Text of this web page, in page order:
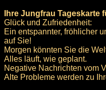
Ihre Jungfrau Tageskarte
Glück und Zufriedenheit:
Ein entspannter, fröhlicher
auf Sie!
Morgen könnten Sie die
Alles läuft, wie geplant.
Negative Nachrichten vom
Alte Probleme werden zu